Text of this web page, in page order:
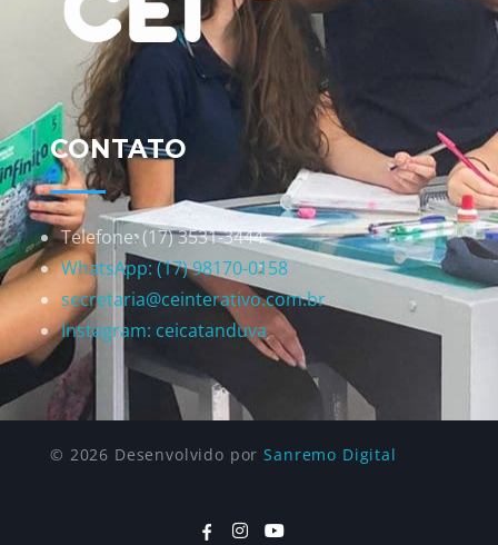
CONTATO
Telefone: (17) 3531-3444
WhatsApp: (17) 98170-0158
secretaria@ceinterativo.com.br
Instagram: ceicatanduva
© 2026 Desenvolvido porSanremo Digital